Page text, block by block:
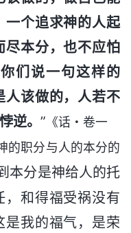
一个追求神的人起
尽本分，也不应怕
们说一句这样的
人该做的，人若不
逆。 ” 《话・卷一
的职分与人的本分的
本分是神给人的托
，和得福受祸没有
是我的福气，是荣